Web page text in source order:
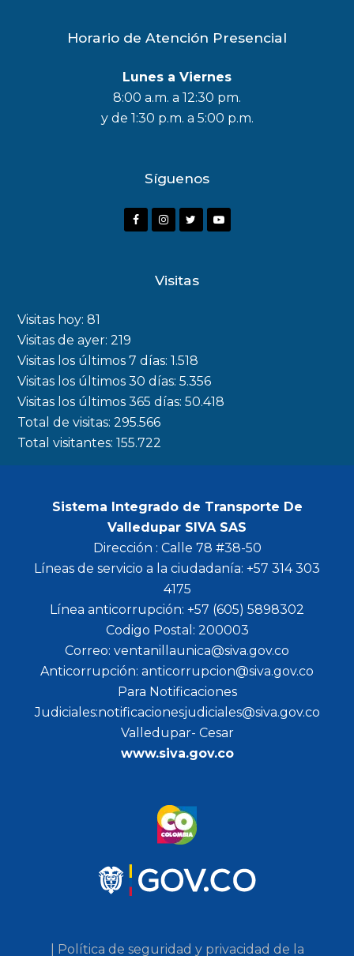
Horario de Atención Presencial
Lunes a Viernes
8:00 a.m. a 12:30 pm.
y de 1:30 p.m. a 5:00 p.m.
Síguenos
F
o
k
I
a
m
r
Y
Visitas
Visitas hoy:81
Visitas de ayer:219
Visitas los últimos 7 días:1.518
Visitas los últimos 30 días:5.356
Visitas los últimos 365 días:50.418
Total de visitas:295.566
Total visitantes:155.722
Sistema Integrado de Transporte De
Valledupar SIVA SAS
Dirección : Calle 78 #38-50
Líneas de servicio a la ciudadanía: +57 314 303
4175
Línea anticorrupción: +57 (605) 5898302
Codigo Postal: 200003
Correo: ventanillaunica@siva.gov.co
Anticorrupción: anticorrupcion@siva.gov.co
Para Notificaciones
Judiciales:notificacionesjudiciales@siva.gov.co
Valledupar- Cesar
www.siva.gov.co
| Política de seguridad y privacidad de la